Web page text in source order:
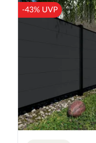
-43% UVP